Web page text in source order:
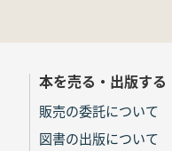
本を売る・出版する
販売の委託について
図書の出版について